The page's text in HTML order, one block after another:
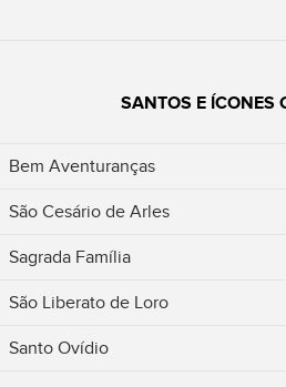
SANTOS E ÍCONES
Bem Aventuranças
São Cesário de Arles
Sagrada Família
São Liberato de Loro
Santo Ovídio